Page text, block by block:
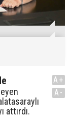
attırdı.
A+
A-